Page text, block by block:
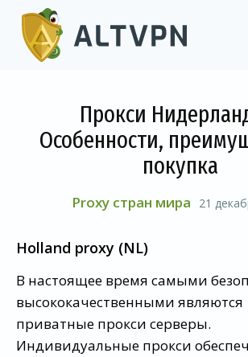
Прокси
Особенности,
покупка
Proxy стран мира 21
Holland proxy (NL)
В настоящее время самыми
высококачественными являются
приватные прокси серверы.
Индивидуальные прокси